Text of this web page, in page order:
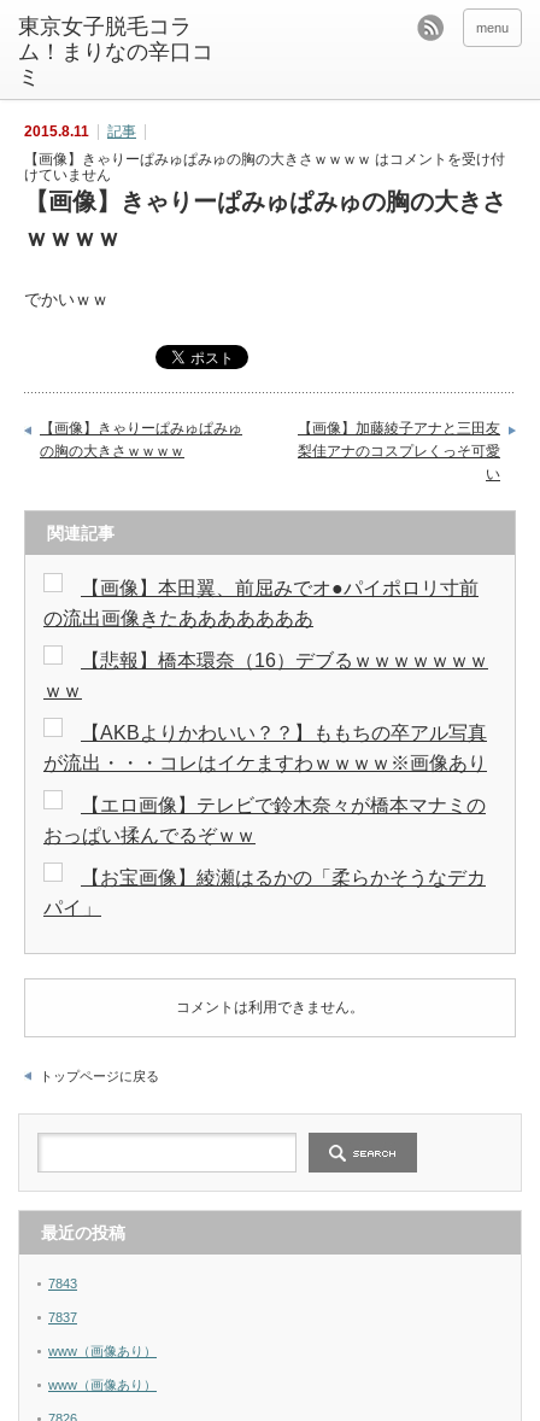
東京女子脱毛コラ
ム！まりなの辛口コ
ミ
menu
2015.8.11
記事
【画像】きゃりーぱみゅぱみゅの胸の大きさｗｗｗｗ はコメントを受け付
けていません
【画像】きゃりーぱみゅぱみゅの胸の大きさ
ｗｗｗｗ
でかいｗｗ
【画像】きゃりーぱみゅぱみゅ
の胸の大きさｗｗｗｗ
【画像】加藤綾子アナと三田友
梨佳アナのコスプレくっそ可愛
い
関連記事
【画像】本田翼、前屈みでオ●パイポロリ寸前
の流出画像きたあああああああ
【悲報】橋本環奈（16）デブるｗｗｗｗｗｗｗ
ｗｗ
【AKBよりかわいい？？】ももちの卒アル写真
が流出・・・コレはイケますわｗｗｗｗ※画像あり
【エロ画像】テレビで鈴木奈々が橋本マナミの
おっぱい揉んでるぞｗｗ
【お宝画像】綾瀬はるかの「柔らかそうなデカ
パイ」
コメントは利用できません。
トップページに戻る
最近の投稿
7843
7837
www（画像あり）
www（画像あり）